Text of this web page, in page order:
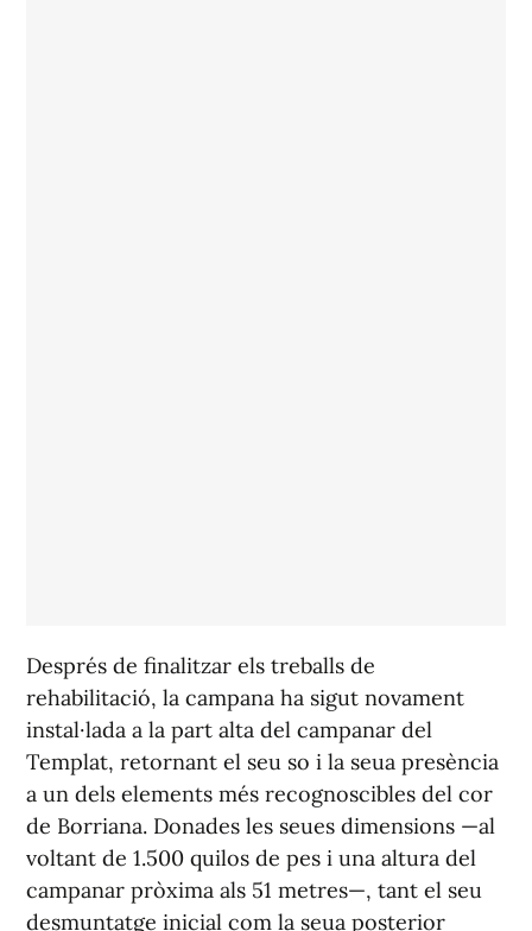
Després de finalitzar els treballs de
rehabilitació, la campana ha sigut novament
instal·lada a la part alta del campanar del
Templat, retornant el seu so i la seua presència
a un dels elements més recognoscibles del cor
de Borriana. Donades les seues dimensions —al
voltant de 1.500 quilos de pes i una altura del
campanar pròxima als 51 metres—, tant el seu
desmuntatge inicial com la seua posterior